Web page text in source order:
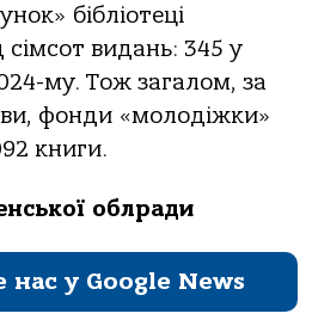
бібліотеці
видань: 345 у
му. Тож загалом, за
фонди «молодіжки»
книги.
облради
нас у Google News